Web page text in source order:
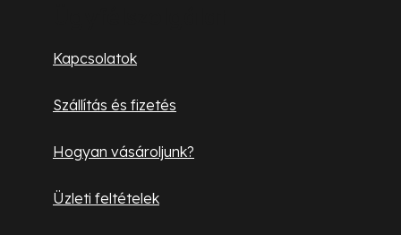
Kapcsolatok
Szállítás és fizetés
Hogyan vásároljunk?
Üzleti feltételek